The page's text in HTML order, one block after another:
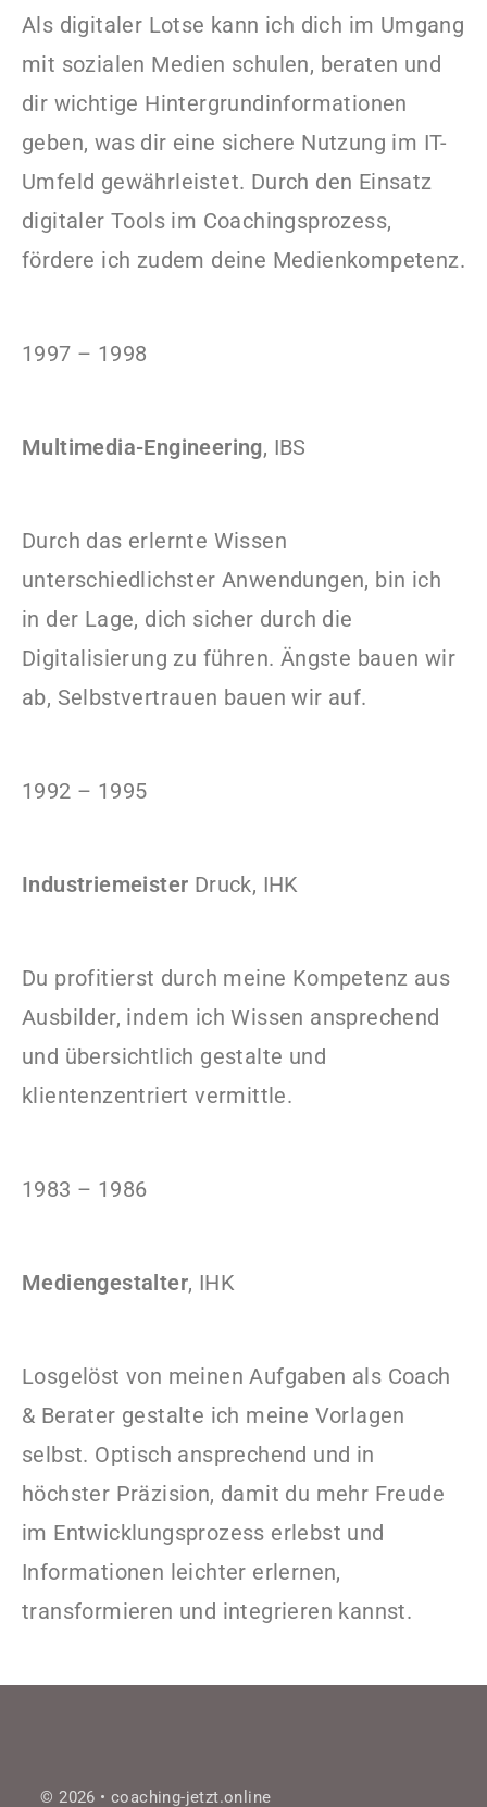
Als digitaler Lotse kann ich dich im Umgang
mit sozialen Medien schulen, beraten und
dir wichtige Hintergrundinformationen
geben, was dir eine sichere Nutzung im IT-
Umfeld gewährleistet. Durch den Einsatz
digitaler Tools im Coachingsprozess,
fördere ich zudem deine Medienkompetenz.
1997 – 1998
Multimedia-Engineering, IBS
Durch das erlernte Wissen
unterschiedlichster Anwendungen, bin ich
in der Lage, dich sicher durch die
Digitalisierung zu führen. Ängste bauen wir
ab, Selbstvertrauen bauen wir auf.
1992 – 1995
Industriemeister Druck, IHK
Du profitierst durch meine Kompetenz aus
Ausbilder, indem ich Wissen ansprechend
und übersichtlich gestalte und
klientenzentriert vermittle.
1983 – 1986
Mediengestalter, IHK
Losgelöst von meinen Aufgaben als Coach
& Berater gestalte ich meine Vorlagen
selbst. Optisch ansprechend und in
höchster Präzision, damit du mehr Freude
im Entwicklungsprozess erlebst und
Informationen leichter erlernen,
transformieren und integrieren kannst.
© 2026 • coaching-jetzt.online